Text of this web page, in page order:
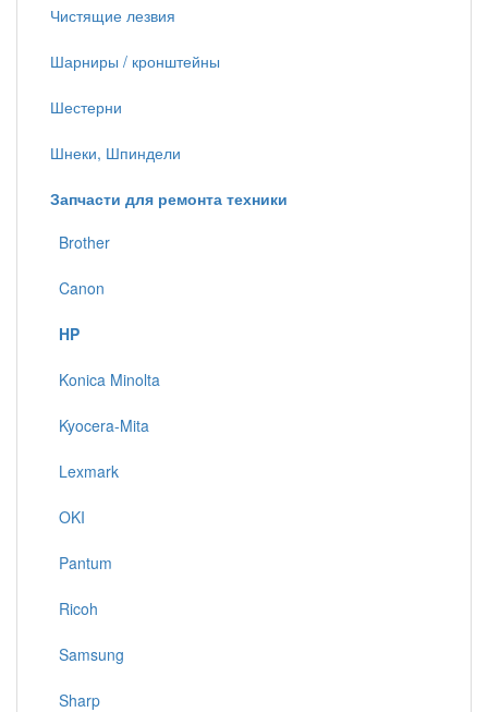
Чистящие лезвия
Шарниры / кронштейны
Шестерни
Шнеки, Шпиндели
Запчасти для ремонта техники
Brother
Canon
HP
Konica Minolta
Kyocera-Mita
Lexmark
OKI
Pantum
Ricoh
Samsung
Sharp